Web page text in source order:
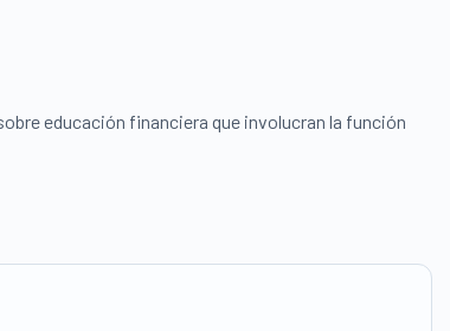
educación financiera que involucran la función